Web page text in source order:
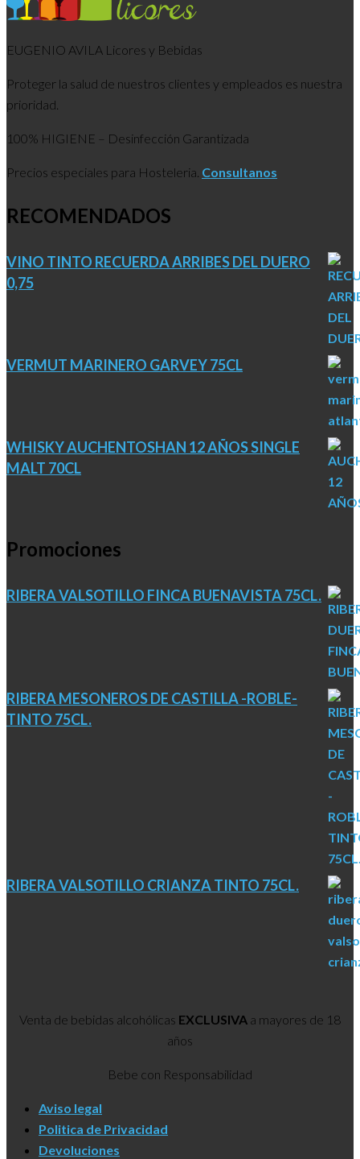
EUGENIO AVILA Licores y Bebidas
Proteger la salud de nuestros clientes y empleados es nuestra
prioridad.
100% HIGIENE – Desinfección Garantizada
Precios especiales para Hosteleria. Consultanos
RECOMENDADOS
VINO TINTO RECUERDA ARRIBES DEL DUERO
0,75
VERMUT MARINERO GARVEY 75CL
WHISKY AUCHENTOSHAN 12 AÑOS SINGLE
MALT 70CL
Promociones
RIBERA VALSOTILLO FINCA BUENAVISTA 75CL.
RIBERA MESONEROS DE CASTILLA -ROBLE-
TINTO 75CL.
RIBERA VALSOTILLO CRIANZA TINTO 75CL.
Venta de bebidas alcohólicas EXCLUSIVA a mayores de 18
años
Bebe con Responsabilidad
Aviso legal
Politica de Privacidad
Devoluciones